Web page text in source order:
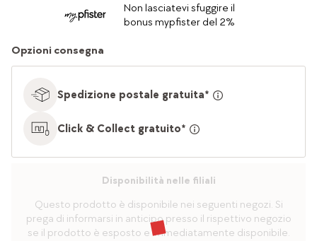
Non lasciatevi sfuggire il
bonus mypfister del 2%
Opzioni consegna
Spedizione postale gratuita*
Click & Collect gratuito*
Disponibilità nelle filiali
Questo prodotto è disponibile nei seguenti negozi. Si
prega di informarsi in anticipo presso il rispettivo negozio
se il prodotto è esposto e immediatamente disponibile.